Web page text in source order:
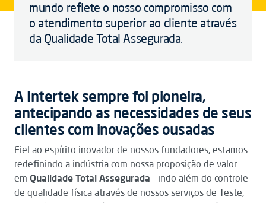
mundo reflete o nosso compromisso com
o atendimento superior ao cliente através
da Qualidade Total Assegurada.
A Intertek sempre foi pioneira,
antecipando as necessidades de seus
clientes com inovações ousadas
Fiel ao espírito inovador de nossos fundadores, estamos
redefinindo a indústria com nossa proposição de valor
em Qualidade Total Assegurada - indo além do controle
de qualidade física através de nossos serviços de Teste,